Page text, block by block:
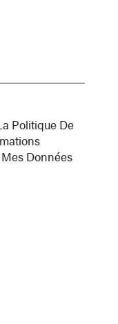
Politique De
Données